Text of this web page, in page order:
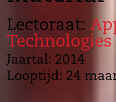
Lectoraat:
Technologies
Jaartal: 2014
Looptijd: 24